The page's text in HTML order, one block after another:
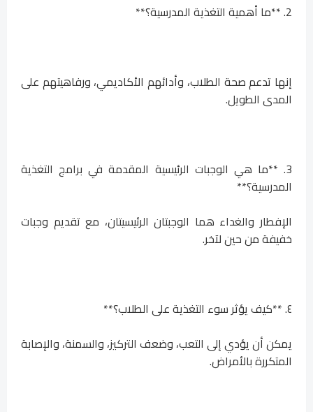
2. **ما أهمية التغذية المدرسية؟**
إنها تدعم صحة الطلاب، وأدائهم الأكاديمي، ورفاهيتهم على
المدى الطويل.
3. **ما هي الوجبات الرئيسية المقدمة في برامج التغذية
المدرسية؟**
الإفطار والغداء هما الوجبتان الرئيسيتان، مع تقديم وجبات
خفيفة من حين لآخر.
٤. **كيف يؤثر سوء التغذية على الطلاب؟**
يمكن أن يؤدي إلى التعب، وضعف التركيز، والسمنة، والإصابة
المتكررة بالأمراض.